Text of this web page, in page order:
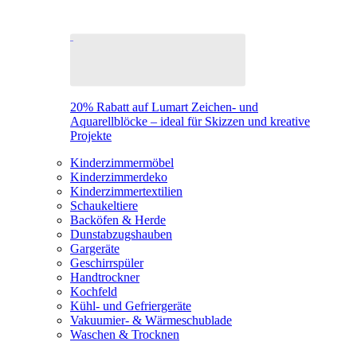
20% Rabatt auf Lumart Zeichen- und
Aquarellblöcke – ideal für Skizzen und kreative
Projekte
Kinderzimmermöbel
Kinderzimmerdeko
Kinderzimmertextilien
Schaukeltiere
Backöfen & Herde
Dunstabzugshauben
Gargeräte
Geschirrspüler
Handtrockner
Kochfeld
Kühl- und Gefriergeräte
Vakuumier- & Wärmeschublade
Waschen & Trocknen